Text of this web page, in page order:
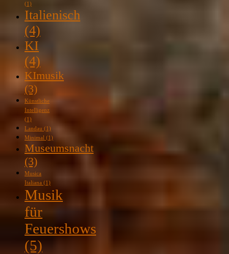
(1)
Italienisch
(4)
KI
(4)
KImusik
(3)
Künstliche
Intelligenz
(1)
Landau (1)
Minimal (1)
Museumsnacht
(3)
Musica
Italiana (1)
Musik
für
Feuershows
(5)